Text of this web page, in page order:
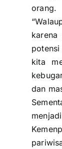
orang.
kita
dan